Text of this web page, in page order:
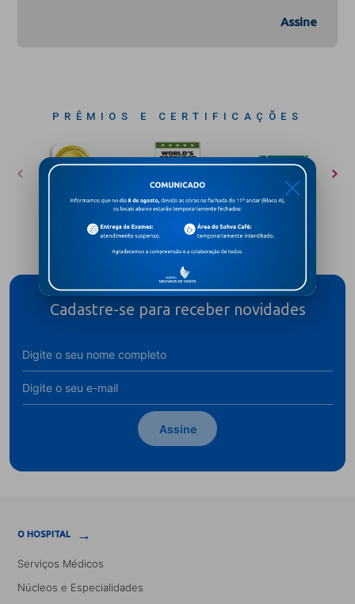
Assine
PRÊMIOS E CERTIFICAÇÕES
Cadastre-se para receber novidades
Assine
O HOSPITAL →
Serviços Médicos
Núcleos e Especialidades
X